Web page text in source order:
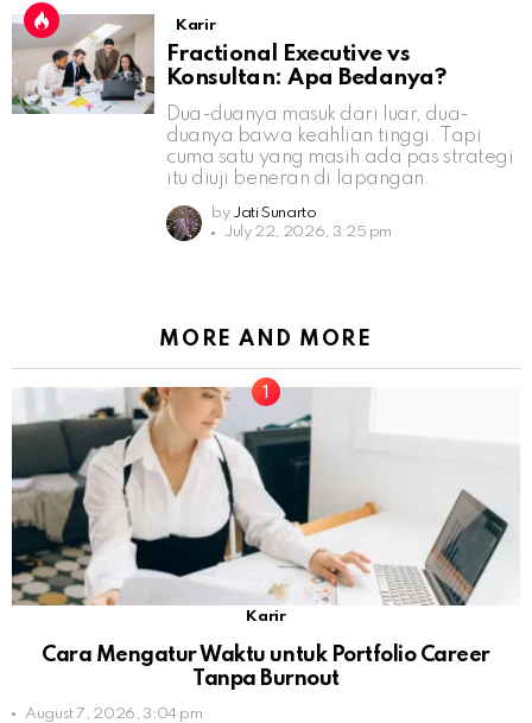
Karir
Fractional Executive vs
Konsultan: Apa Bedanya?
Dua-duanya masuk dari luar, dua-
duanya bawa keahlian tinggi. Tapi
cuma satu yang masih ada pas strategi
itu diuji beneran di lapangan.
by Jati Sunarto
July 22, 2026, 3:25 pm
MORE AND MORE
Karir
Cara Mengatur Waktu untuk Portfolio Career
Tanpa Burnout
August 7, 2026, 3:04 pm